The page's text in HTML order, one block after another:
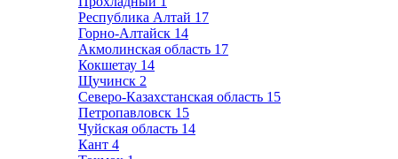
Республика Алтай 17
Горно-Алтайск 14
Акмолинская область 17
Кокшетау 14
Щучинск 2
Северо-Казахстанская область 15
Петропавловск 15
Чуйская область 14
Кант 4